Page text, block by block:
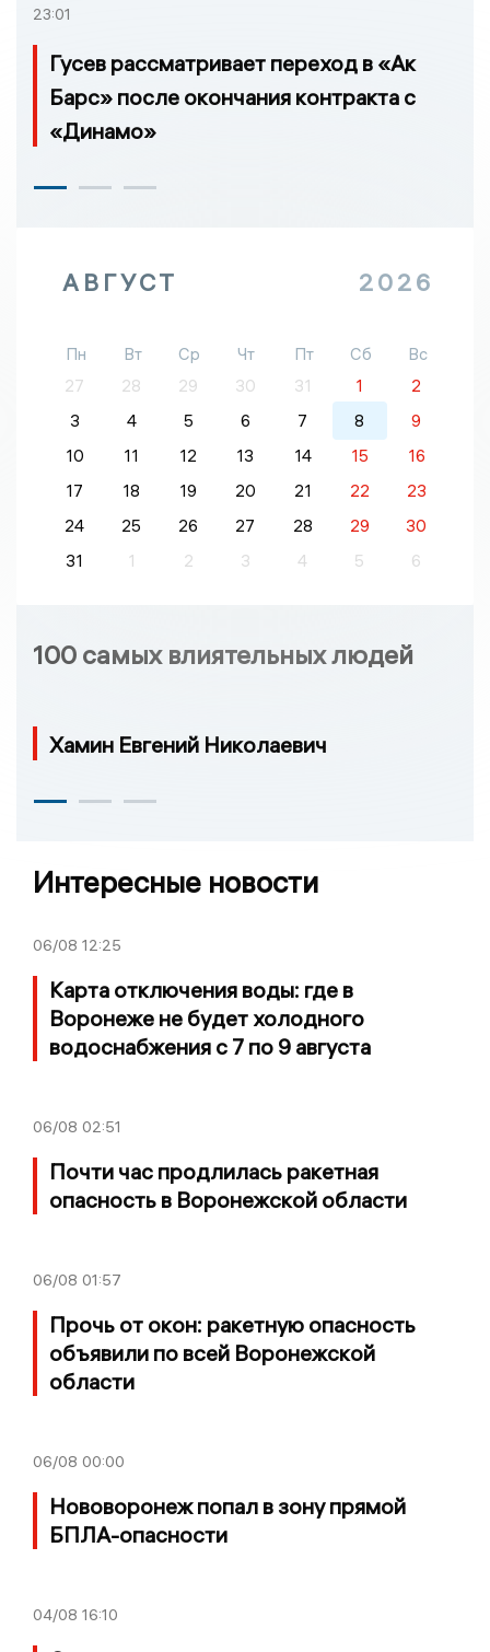
23:01
Гусев рассматривает переход в «Ак
Барс» после окончания контракта с
«Динамо»
АВГУСТ 2026
Пн Вт Ср Чт Пт Сб
Вс
27
28 29 30 31 1
2
3
4 5 6 7 8
9
10
11 12 13 14 15
16
17
18 19 20 21 22
23
24
25 26 27 28 29
30
31
1 2 3 4 5 6
100 самых влиятельных людей
Хамин Евгений Николаевич
Интересные новости
06/08 12:25
Карта отключения воды: где в
Воронеже не будет холодного
водоснабжения с 7 по 9 августа
06/08 02:51
Почти час продлилась ракетная
опасность в Воронежской области
06/08 01:57
Прочь от окон: ракетную опасность
объявили по всей Воронежской
области
06/08 00:00
Нововоронеж попал в зону прямой
БПЛА-опасности
04/08 16:10